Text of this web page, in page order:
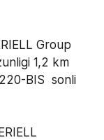
Group
1,2 km
BIS  sonli